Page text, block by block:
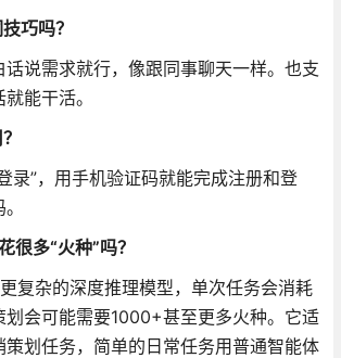
巧吗？
话说需求就行，像跟同事聊天一样。也支
就能干活。
录”，用手机验证码就能完成注册和登
。
很多“火种”吗？
复杂的深度推理模型，单次任务会消耗
划会可能需要1000+甚至更多火种。它适
划任务，简单的日常任务用普通智能体